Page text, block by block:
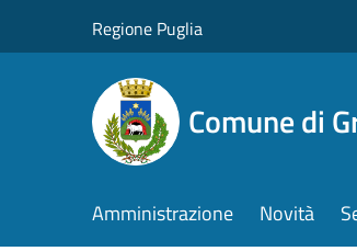
Regione Puglia
Comune di
Amministrazione Novità